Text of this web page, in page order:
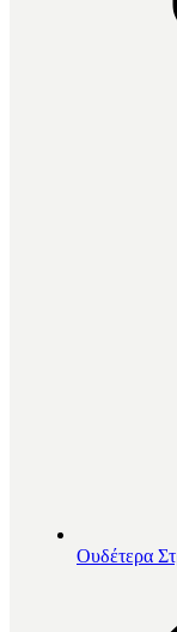
Ουδέτερα